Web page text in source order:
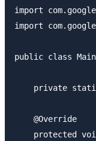
import
import
public class
private
    @Override
protected